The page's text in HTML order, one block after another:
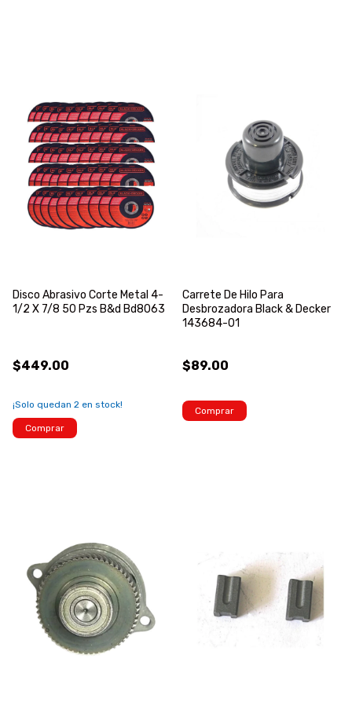
Disco Abrasivo Corte Metal 4-
1/2 X 7/8 50 Pzs B&d Bd8063
$449.00
¡Solo quedan 2 en stock!
Comprar
Carrete De Hilo Para
Desbrozadora Black & Decker
143684-01
$89.00
Comprar